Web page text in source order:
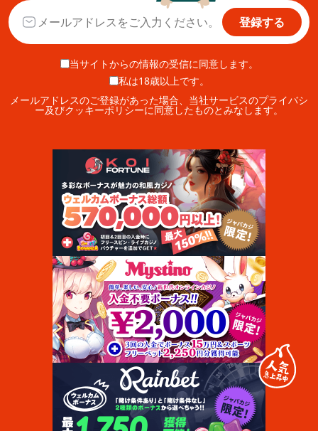
登録する
当サイトからの情報の受信に同意します。
私は18歳以上です。
メールアドレスのご登録があった場合、当社サービスのプライバシ
ー及びクッキーポリシーに同意したものとみなします。